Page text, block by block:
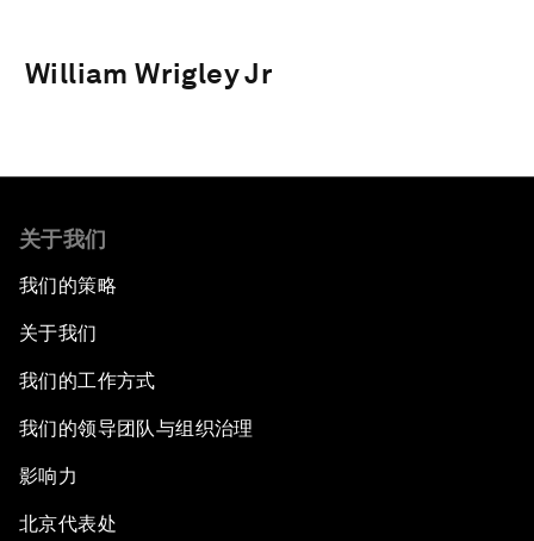
William Wrigley Jr
关于我们
我们的策略
关于我们
我们的工作方式
我们的领导团队与组织治理
影响力
北京代表处